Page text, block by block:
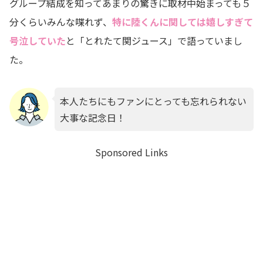
分くらいみんな喋れず、 特に陸くんに関しては嬉しすぎて
号泣していたと「とれたて関ジュース」で語っていまし
た。
本人たちにもファンにとっても忘れられない
大事な記念日！
Sponsored Links